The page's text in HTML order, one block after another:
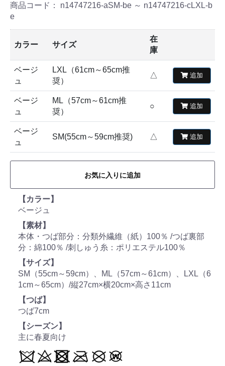
商品コード： n14747216-aSM-be ～ n14747216-cLXL-b
e
カラー サイズ
在
庫
ベージ
ュ
LXL（61cm～65cm推
奨）
△ 追加
ベージ
ュ
ML（57cm～61cm推
奨）
○ 追加
ベージ
ュ
SM(55cm～59cm推奨) △ 追加
お気に入りに追加
【カラー】
ベージュ
【素材】
本体・つば部分：分類外繊維（紙）100％ /つば裏部
分：綿100％ /刺しゅう糸：ポリエステル100％
【サイズ】
SM（55cm～59cm）、ML（57cm～61cm）、LXL（6
1cm～65cm）/縦27cm×横20cm×高さ11cm
【つば】
つば7cm
【シーズン】
主に春夏向け